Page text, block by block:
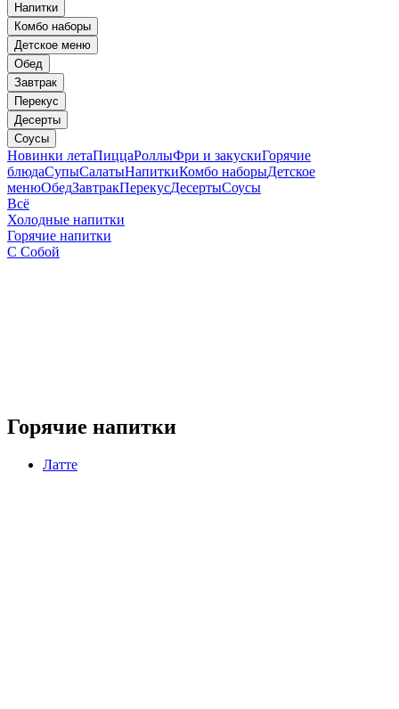
Напитки
Комбо наборы
Детское меню
Обед
Завтрак
Перекус
Десерты
Соусы
Новинки летаПиццаРоллыФри и закускиГорячие
блюдаСупыСалатыНапиткиКомбо наборыДетское
менюОбедЗавтракПерекусДесертыСоусы
Всё
Холодные напитки
Горячие напитки
С Собой
Горячие напитки
Латте